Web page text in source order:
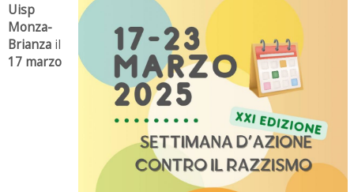
Uisp
Monza-
Brianza il
17 marzo